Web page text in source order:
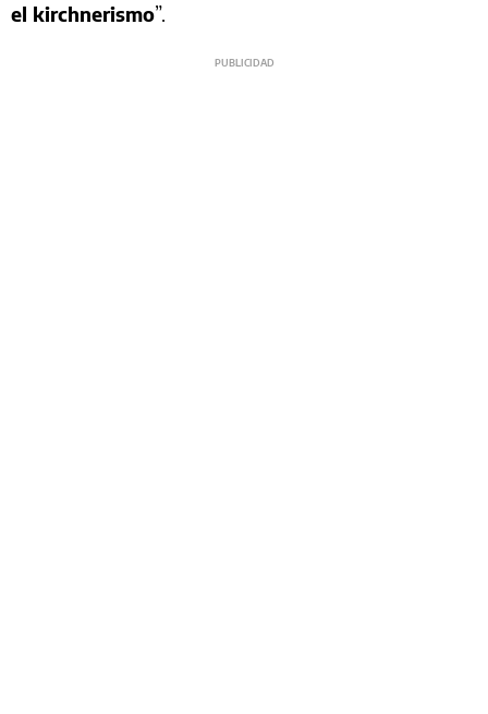
el kirchnerismo”.